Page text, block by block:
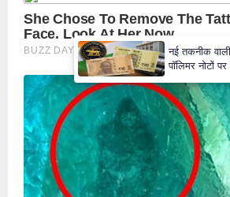
नई तकनीक
पॉलिमर नोटों
₹10 और ₹20 के
Manch PM